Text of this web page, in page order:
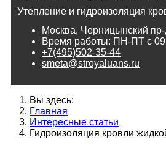
Утепление и гидроизоляция
Москва, Черницынский пр-
Время работы: ПН-ПТ с
+7(495)502-35-44
smeta@stroyaluans.ru
Вы здесь:
Главная
Интересные статьи
Гидроизоляция кровли